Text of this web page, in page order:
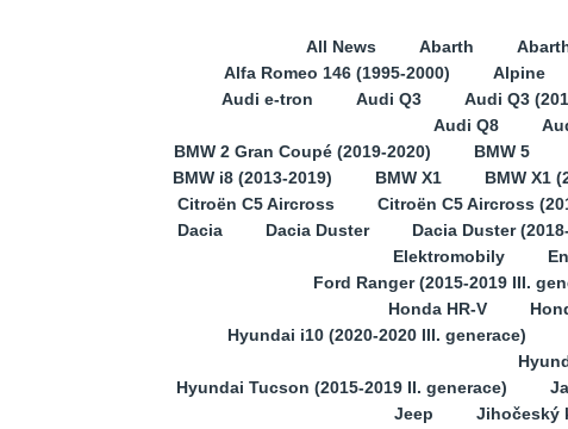
All News Abarth
Alfa Romeo 146 (1995-2000)
Alpine
Audi e-tron
Audi Q3 Audi Q3
Audi Q8
BMW 2 Gran Coupé (2019-2020)
BMW 5
BMW i8 (2013-2019)
BMW X1 BMW X1
Citroën C5 Aircross
Citroën C5 Aircross
Dacia
Dacia Duster Dacia Duster
Elektromobily
Ford Ranger (2015-2019 III.
Honda HR-V
Hyundai i10 (2020-2020 III. generace)
Hyundai Tucson (2015-2019 II. generace)
Jeep
Jihočeský